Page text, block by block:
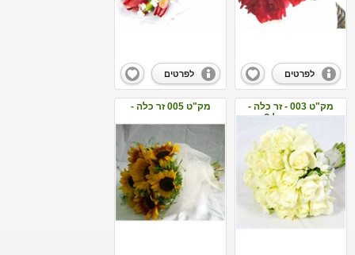
לפרטים לפרטים
מק"ט 003 - זר כלה -
התינשאי לי?
מק"ט 005 זר כלה -